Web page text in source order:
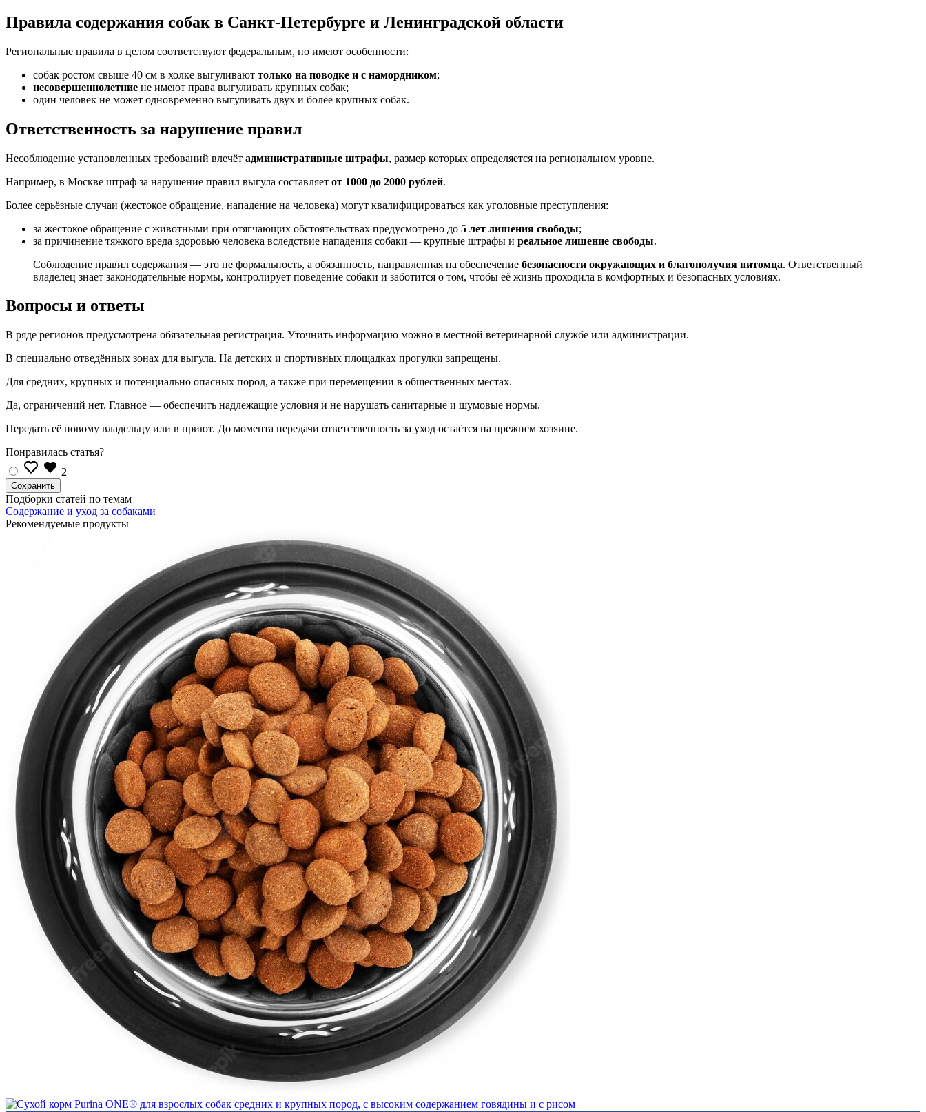
Правила содержания собак в Санкт-Петербурге и Ленинградской области
Региональные правила в целом соответствуют федеральным, но имеют особенности:
собак ростом свыше 40 см в холке выгуливают только на поводке и с намордником;
несовершеннолетние не имеют права выгуливать крупных собак;
один человек не может одновременно выгуливать двух и более крупных собак.
Ответственность за нарушение правил
Несоблюдение установленных требований влечёт административные штрафы, размер которых определяется на региональном уровне.
Например, в Москве штраф за нарушение правил выгула составляет от 1000 до 2000 рублей.
Более серьёзные случаи (жестокое обращение, нападение на человека) могут квалифицироваться как уголовные преступления:
за жестокое обращение с животными при отягчающих обстоятельствах предусмотрено до 5 лет лишения свободы;
за причинение тяжкого вреда здоровью человека вследствие нападения собаки — крупные штрафы и реальное лишение свободы.
Соблюдение правил содержания — это не формальность, а обязанность, направленная на обеспечение безопасности окружающих и благополучия питомца. Ответственный
владелец знает законодательные нормы, контролирует поведение собаки и заботится о том, чтобы её жизнь проходила в комфортных и безопасных условиях.
Вопросы и ответы
В ряде регионов предусмотрена обязательная регистрация. Уточнить информацию можно в местной ветеринарной службе или администрации.
В специально отведённых зонах для выгула. На детских и спортивных площадках прогулки запрещены.
Для средних, крупных и потенциально опасных пород, а также при перемещении в общественных местах.
Да, ограничений нет. Главное — обеспечить надлежащие условия и не нарушать санитарные и шумовые нормы.
Передать её новому владельцу или в приют. До момента передачи ответственность за уход остаётся на прежнем хозяине.
Понравилась статья?
2
Подборки статей по темам
Содержание и уход за собаками
Рекомендуемые продукты